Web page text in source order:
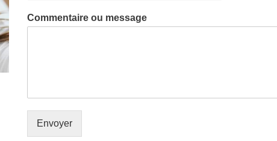
Commentaire ou message
Envoyer